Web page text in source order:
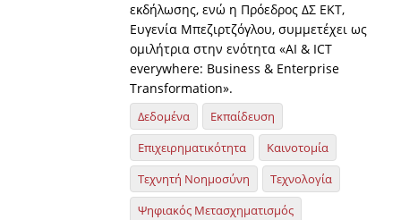
εκδήλωσης, ενώ η Πρόεδρος ΔΣ ΕΚΤ,
Ευγενία Μπεζιρτζόγλου, συμμετέχει ως
ομιλήτρια στην ενότητα «ΑΙ & ICT
everywhere: Business & Enterprise
Transformation».
Δεδομένα
Εκπαίδευση
Επιχειρηματικότητα
Καινοτομία
Τεχνητή Νοημοσύνη
Τεχνολογία
Ψηφιακός Μετασχηματισμός